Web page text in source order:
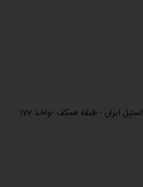
ایران - طبقه همکف -واحد 172